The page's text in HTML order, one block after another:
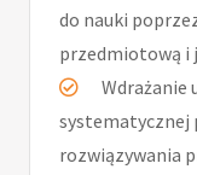
do nauki
przedmiotową i
Wdrażanie
systematycznej
rozwiązywania